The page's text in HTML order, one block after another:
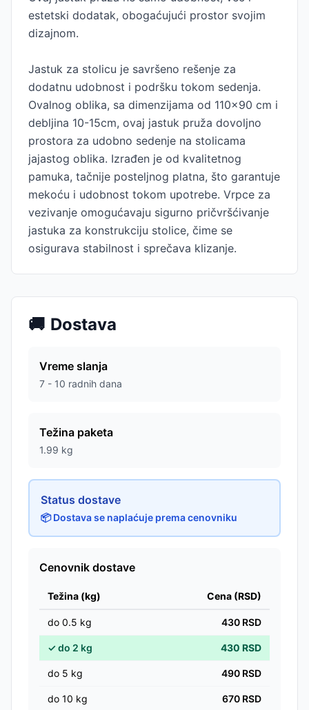
estetski dodatak, obogaćujući prostor svojim
dizajnom.
Jastuk za stolicu je savršeno rešenje za
dodatnu udobnost i podršku tokom sedenja.
Ovalnog oblika, sa dimenzijama od 110x90 cm i
debljina 10-15cm, ovaj jastuk pruža dovoljno
prostora za udobno sedenje na stolicama
jajastog oblika. Izrađen je od kvalitetnog
pamuka, tačnije posteljnog platna, što garantuje
mekoću i udobnost tokom upotrebe. Vrpce za
vezivanje omogućavaju sigurno pričvršćivanje
jastuka za konstrukciju stolice, čime se
osigurava stabilnost i sprečava klizanje.
🚚 Dostava
Vreme slanja
7 - 10 radnih dana
Težina paketa
1.99 kg
Status dostave
📦 Dostava se naplaćuje prema cenovniku
Cenovnik dostave
Težina (kg) Cena (RSD)
do 0.5 kg 430 RSD
✓do 2 kg 430 RSD
do 5 kg 490 RSD
do 10 kg 670 RSD